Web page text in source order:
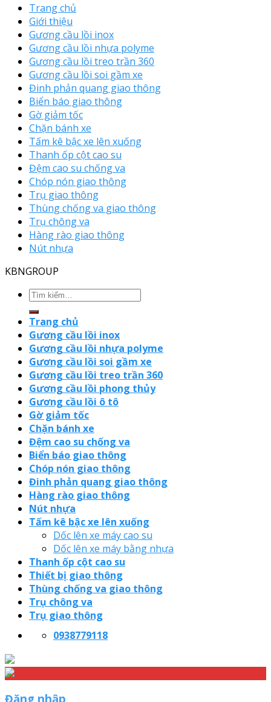
Trang chủ
Giới thiệu
Gương cầu lồi inox
Gương cầu lồi nhựa polyme
Gương cầu lồi treo trần 360
Gương cầu lồi soi gầm xe
Đinh phản quang giao thông
Biển báo giao thông
Gờ giảm tốc
Chặn bánh xe
Tấm kê bậc xe lên xuống
Thanh ốp cột cao su
Đệm cao su chống va
Chóp nón giao thông
Trụ giao thông
Thùng chống va giao thông
Trụ chông va
Hàng rào giao thông
Nút nhựa
KBNGROUP
Trang chủ
Gương cầu lồi inox
Gương cầu lồi nhựa polyme
Gương cầu lồi soi gầm xe
Gương cầu lồi treo trần 360
Gương cầu lồi phong thủy
Gương cầu lồi ô tô
Gờ giảm tốc
Chặn bánh xe
Đệm cao su chống va
Biển báo giao thông
Chóp nón giao thông
Đinh phản quang giao thông
Hàng rào giao thông
Nút nhựa
Tấm kê bậc xe lên xuống
Dốc lên xe máy cao su
Dốc lên xe máy bằng nhựa
Thanh ốp cột cao su
Thiết bị giao thông
Thùng chống va giao thông
Trụ chông va
Trụ giao thông
0938779118
Đăng nhập